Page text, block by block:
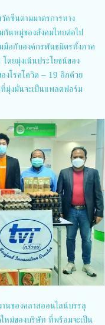
คซีนตามมาตรการทาง
กันหมู่ของสังคมไทยต่อไป
มือกับองค์กรพันธมิตรทั้งภาค
ดยมุ่งเน้นประโยชน์ของ
งโรคโควิด – 19 อีกด้วย
ที่มุ่งมั่นจะเป็นแพลตฟอร์ม
นของคลาสออนไลน์บรรลุ
หม่ของบริษัท ที่พร้อมจะเป็น